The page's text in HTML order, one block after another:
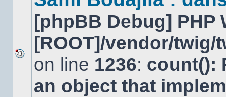
Aucun
nouveau
message
non-
[phpBB Debug] PHP
[ROOT]/vendor/
on line 1236: count():
an object that